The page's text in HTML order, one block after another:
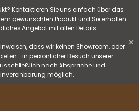
Kontaktieren Sie uns einfach über das
gewünschten Produkt und Sie erhalten
Angebot mit allen Details.
dass wir keinen Showroom, oder
Ein persönlicher Besuch unserer
nach Absprache und
möglich.
✕